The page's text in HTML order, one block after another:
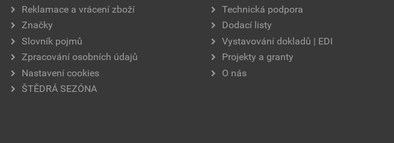
Reklamace a vrácení zboží
Značky
Slovník pojmů
Zpracování osobních údajů
Nastavení cookies
ŠTĚDRÁ SEZÓNA
Technická podpora
Dodací listy
Vystavování dokladů | EDI
Projekty a granty
O nás